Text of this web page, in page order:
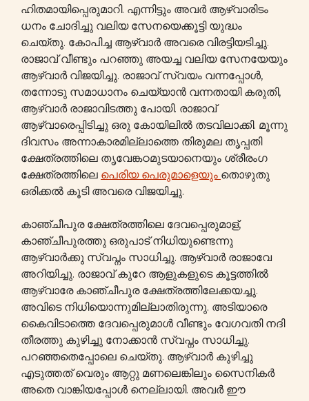
ഹിതമായിപ്പെരുമാറി. എന്നിട്ടും അവർ ആഴ്വാരിടം
ധനം ചോദിച്ചു വലിയ സേനയെക്കൂട്ടി യുദ്ധം
ചെയ്തു. കോപിച്ച ആഴ്വാർ അവരെ വിരട്ടിയടിച്ചു.
രാജാവ് വീണ്ടും പറഞ്ഞു അയച്ച വലിയ സേനയേയും
ആഴ്വാർ വിജയിച്ചു. രാജാവ് സ്വയം വന്നപ്പോൾ,
തന്നോടു സമാധാനം ചെയ്യാൻ വന്നതായി കരുതി,
ആഴ്വാർ രാജാവിടത്തു പോയി. രാജാവ്
ആഴ്വാരെപ്പിടിച്ചു ഒരു കോയിലിൽ തടവിലാക്കി. മൂന്നു
ദിവസം അന്നാകാരമില്ലാത്തെ തിരുമല തൃപ്പതി
ക്ഷേത്രത്തിലെ തൃവേങ്കഠമുടയാനെയും ശ്രീരംഗ
ക്ഷേത്രത്തിലെ പെരിയ പെരുമാളെയും തൊഴുതു
ഒരിക്കൽ കൂടി അവരെ വിജയിച്ചു.
കാഞ്ചീപുര ക്ഷേത്രത്തിലെ ദേവപ്പെരുമാള്,
കാഞ്ചീപുരത്തു ഒരുപാട് നിധിയുണ്ടെന്നു
ആഴ്വാർക്കു സ്വപ്നം സാധിച്ചു. ആഴ്വാർ രാജാവേ
അറിയിച്ചു. രാജാവ് കുറേ ആളുകളുടെ കൂട്ടത്തിൽ
ആഴ്വാരേ കാഞ്ചീപുര ക്ഷേത്രത്തിലേക്കയച്ചു.
അവിടെ നിധിയൊന്നുമില്ലാതിരുന്നു. അടിയാരെ
കൈവിടാത്തെ ദേവപ്പെരുമാൾ വീണ്ടും വേഗവതി നദി
തീരത്തു കുഴിച്ചു നോക്കാൻ സ്വപ്നം സാധിച്ചു.
പറഞ്ഞതെപ്പോലെ ചെയ്തു. ആഴ്വാർ കുഴിച്ചു
എടുത്തത് വെരും ആറ്റു മണലെങ്കിലും സൈനികർ
അതെ വാങ്കിയപ്പോൾ നെല്ലായി. അവർ ഈ